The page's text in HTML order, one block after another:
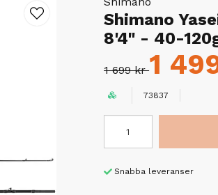
Shimano
8'4" - 40-
1 699 kr1
73837
Snabba leveranser